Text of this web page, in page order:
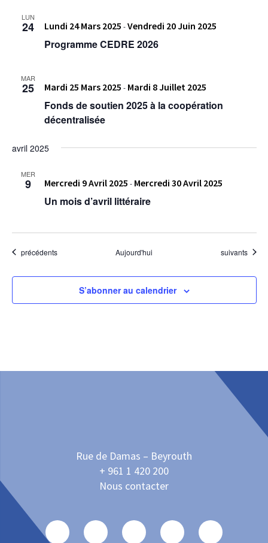
LUN
24 Lundi 24 Mars 2025 -Vendredi 20 Juin 2025
Programme CEDRE 2026
MAR
25 Mardi 25 Mars 2025 - Mardi 8 Juillet 2025
Fonds de soutien 2025 à la coopération
décentralisée
avril 2025
MER
9 Mercredi 9 Avril 2025 - Mercredi 30 Avril 2025
Un mois d’avril littéraire
Évènements
précédents Aujourd'hui Évènements
suivants
S’abonner au calendrier
Rue de Damas – Beyrouth
+ 961 1 420 200
Nous contacter